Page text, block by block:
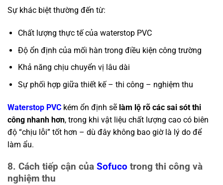
Sự khác biệt thường đến từ:
Chất lượng thực tế của waterstop PVC
Độ ổn định của mối hàn trong điều kiện công trường
Khả năng chịu chuyển vị lâu dài
Sự phối hợp giữa thiết kế – thi công – nghiệm thu
Waterstop PVC kém ổn định sẽ làm lộ rõ các sai sót thi
công nhanh hơn, trong khi vật liệu chất lượng cao có biên
độ “chịu lỗi” tốt hơn – dù đây không bao giờ là lý do để
làm ẩu.
8. Cách tiếp cận của Sofuco trong thi công và
nghiệm thu